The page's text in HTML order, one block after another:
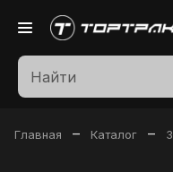
Главная – Каталог –